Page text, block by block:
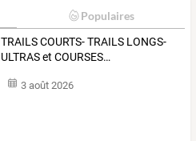
Populaires
TRAILSCOURTS-TRAILS LONGS-
ULTRASet COURSES…
3 août 2026